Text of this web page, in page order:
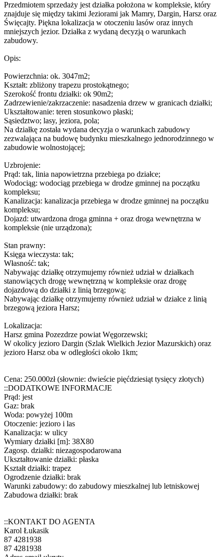
Przedmiotem sprzedaży jest działka położona w kompleksie, który
znajduje się między takimi Jeziorami jak Mamry, Dargin, Harsz oraz
Święcajty. Piękna lokalizacja w otoczeniu lasów oraz innych
mniejszych jezior. Działka z wydaną decyzją o warunkach
zabudowy.
Opis:
Powierzchnia: ok. 3047m2;
Kształt: zbliżony trapezu prostokątnego;
Szerokość frontu działki: ok 90m2;
Zadrzewienie/zakrzaczenie: nasadzenia drzew w granicach działki;
Ukształtowanie: teren stosunkowo płaski;
Sąsiedztwo; lasy, jeziora, pola;
Na działkę została wydana decyzja o warunkach zabudowy
zezwalająca na budowę budynku mieszkalnego jednorodzinnego w
zabudowie wolnostojącej;
Uzbrojenie:
Prąd: tak, linia napowietrzna przebiega po działce;
Wodociąg: wodociąg przebiega w drodze gminnej na początku
kompleksu;
Kanalizacja: kanalizacja przebiega w drodze gminnej na początku
kompleksu;
Dojazd: utwardzona droga gminna + oraz droga wewnętrzna w
kompleksie (nie urządzona);
Stan prawny:
Księga wieczysta: tak;
Własność: tak;
Nabywając działkę otrzymujemy również udział w działkach
stanowiących drogę wewnętrzną w kompleksie oraz drogę
dojazdową do działki z linią brzegową;
Nabywając działkę otrzymujemy również udział w działce z linią
brzegową jeziora Harsz;
Lokalizacja:
Harsz gmina Pozezdrze powiat Węgorzewski;
W okolicy jezioro Dargin (Szlak Wielkich Jezior Mazurskich) oraz
jezioro Harsz oba w odległości około 1km;
Cena: 250.000zł (słownie: dwieście pięćdziesiąt tysięcy złotych)
::DODATKOWE INFORMACJE
Prąd: jest
Gaz: brak
Woda: powyżej 100m
Otoczenie: jezioro i las
Kanalizacja: w ulicy
Wymiary działki [m]: 38X80
Zagosp. działki: niezagospodarowana
Ukształtowanie działki: płaska
Kształt działki: trapez
Ogrodzenie działki: brak
Warunki zabudowy: do zabudowy mieszkalnej lub letniskowej
Zabudowa działki: brak
::KONTAKT DO AGENTA
Karol Łukasik
87 4281938
87 4281938